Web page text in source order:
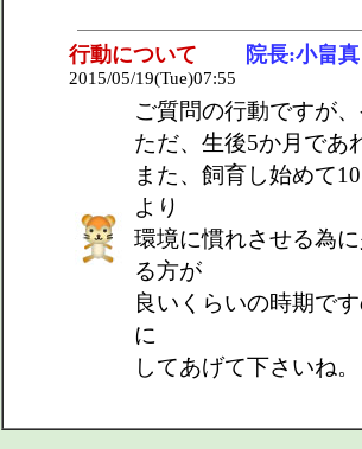
行動について 院長:小畠真
2015/05/19(Tue)07:55
ご質問の行動ですが
ただ、生後5か月であ
また、飼育し始めて
より
環境に慣れさせる為
る方が
良いくらいの時期で
に
してあげて下さいね。